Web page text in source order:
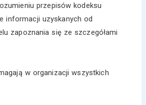
przepisów kodeksu
informacji uzyskanych od
zapoznania się ze szczegółami
w organizacji wszystkich